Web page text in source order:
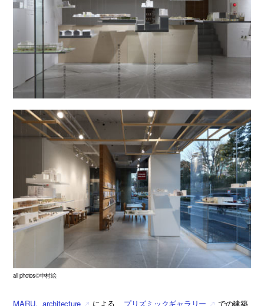
all photos©中村絵
MARU。architecture による、 プリズミックギャラリー での建築